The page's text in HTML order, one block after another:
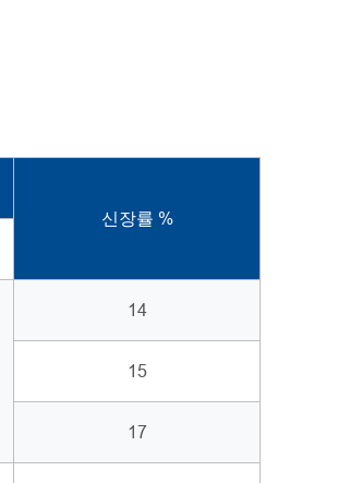
신장률 %
14
15
17